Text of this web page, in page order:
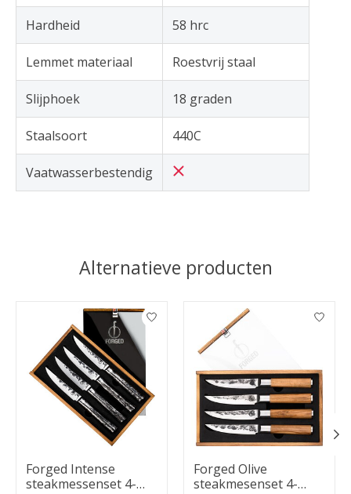
Hardheid 58 hrc
Lemmet materiaal Roestvrij staal
Slijphoek 18 graden
Staalsoort 440C
Vaatwasserbestendig
Alternatieve producten
Items van productcarrousel
Forged Intense
steakmessenset 4-
Forged Olive
steakmesenset 4-